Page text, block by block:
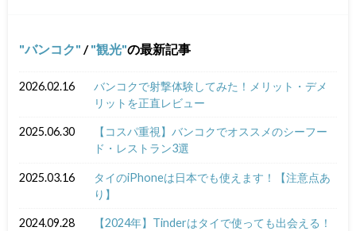
バンコク / 観光 の最新記事
2026.02.16
バンコクで射撃体験してみた！メリット・デメ
リットを正直レビュー
2025.06.30
【コスパ重視】バンコクでオススメのシーフー
ド・レストラン3選
2025.03.16
タイのiPhoneは日本でも使えます！【注意点あ
り】
2024.09.28
【2024年】Tinderはタイで使っても出会える！